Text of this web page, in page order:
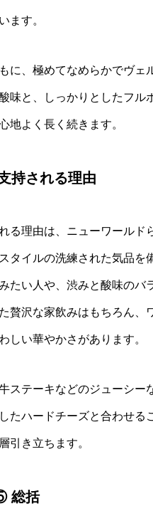
ます。
に、極めてなめらかでヴェ
味と、しっかりとしたフル
地よく長く続きます。
持される理由
る理由は、ニューワールド
タイルの洗練された気品を
たい人や、渋みと酸味のバ
贅沢な家飲みはもちろん、
しい華やかさがあります。
ステーキなどのジューシー
たハードチーズと合わせる
引き立ちます。
総括